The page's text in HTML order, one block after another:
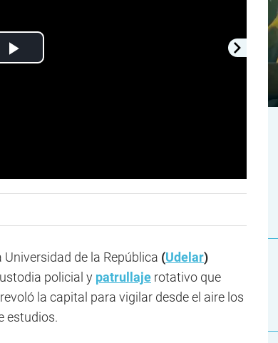
Play
de la República (Udelar)
policial y patrullaje rotativo que
la capital para vigilar desde el aire los
estudios.